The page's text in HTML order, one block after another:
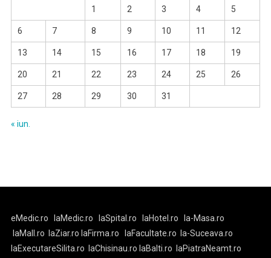
1 2 3 4 5
6 7 8 9 10 11 12
13 14 15 16 17 18 19
20 21 22 23 24 25 26
27 28 29 30 31
« iun.
eMedic.ro laMedic.ro laSpital.ro laHotel.ro
la-Masa.ro
laMall.ro
laZiar.ro laFirma.ro laFacultate.ro
la-Suceava.ro
laExecutareSilita.ro
laChisinau.ro laBalti.ro
laPiatraNeamt.ro